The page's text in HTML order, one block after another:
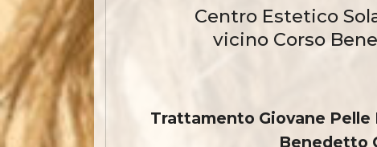
Centro Estetico
vicino Corso
Trattamento Giovane
Benedetto